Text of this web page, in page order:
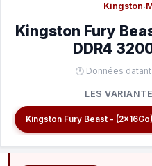
Kingston·
Kingston Fury
DDR4
🕐 Données
LES
Kingston Fury Beast -